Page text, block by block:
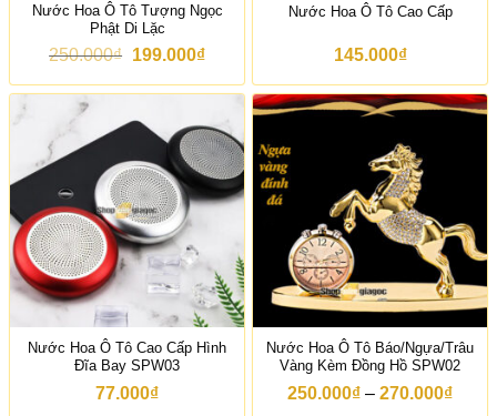
Nước Hoa Ô Tô Tượng Ngọc
Phật Di Lặc
250.000₫ G
á
ố
l
à
:
2
5
0
.
₫
.
199.000₫G
á
i
ệ
n
t
ạ
:
1
9
9
.
0
Nước Hoa Ô Tô Cao Cấp
145.000₫
Nước Hoa Ô Tô Cao Cấp Hình
Đĩa Bay SPW03
77.000₫
Nước Hoa Ô Tô Báo/Ngựa/Trâu
Vàng Kèm Đồng Hồ SPW02
250.000₫ – 270.000₫K